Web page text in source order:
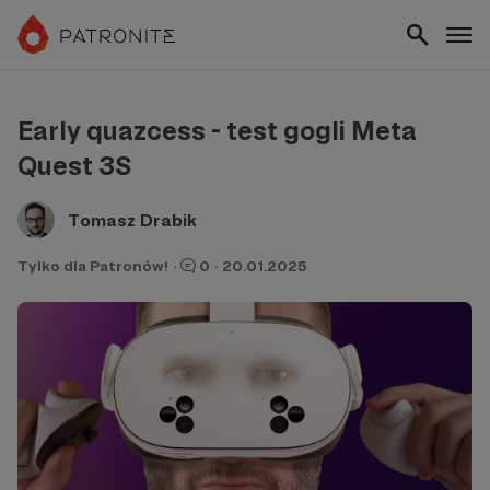
Early quazcess - test gogli Meta
Quest 3S
Tomasz Drabik
Tylko dla Patronów! · 0 · 20.01.2025